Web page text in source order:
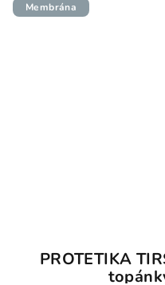
Membrána
PROTETIKA